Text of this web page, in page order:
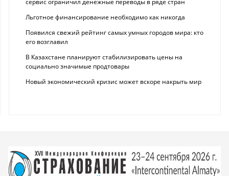
сервис ограничил денежные переводы в ряде стран
Льготное финансирование необходимо как никогда
Появился свежий рейтинг самых умных городов мира: кто
его возглавил
В Казахстане планируют стабилизировать цены на
социально значимые продтовары
Новый экономический кризис может вскоре накрыть мир